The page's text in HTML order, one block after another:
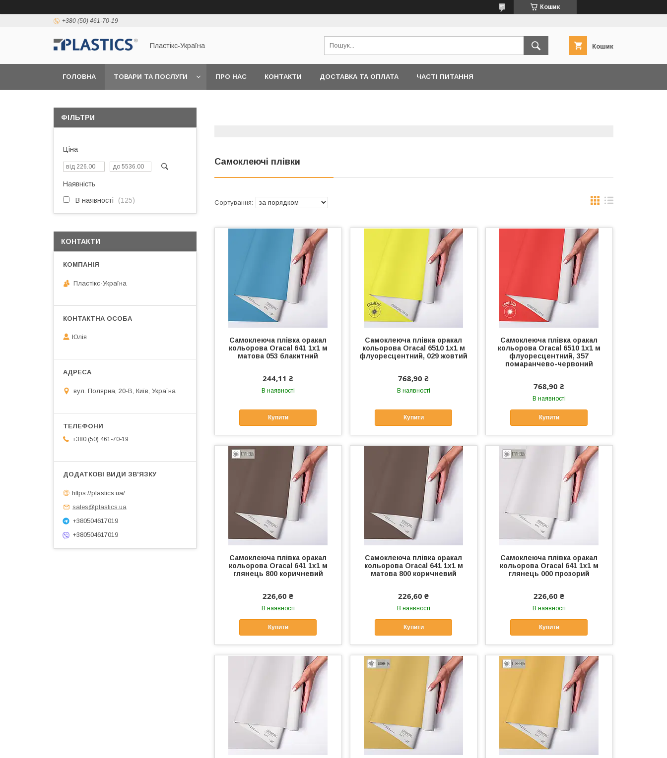
Кошик
+380 (50) 461-70-19
Пластікс-Україна Кошик
ГОЛОВНА ТОВАРИ ТА ПОСЛУГИ ПРО НАС КОНТАКТИ ДОСТАВКА ТА ОПЛАТА ЧАСТІ ПИТАННЯ
Самоклеючі плівки
Самоклеюча плівка оракал
кольорова Oracal 641 1x1 м
матова 053 блакитний
244,11 ₴
В наявності
Купити
Самоклеюча плівка оракал
кольорова Oracal 6510 1x1 м
флуоресцентний, 029 жовтий
768,90 ₴
В наявності
Купити
Самоклеюча плівка оракал
кольорова Oracal 6510 1x1 м
флуоресцентний, 357
помаранчево-червоний
768,90 ₴
В наявності
Купити
Самоклеюча плівка оракал
кольорова Oracal 641 1x1 м
глянець 800 коричневий
226,60 ₴
В наявності
Купити
Самоклеюча плівка оракал
кольорова Oracal 641 1x1 м
матова 800 коричневий
226,60 ₴
В наявності
Купити
Самоклеюча плівка оракал
кольорова Oracal 641 1x1 м
глянець 000 прозорий
226,60 ₴
В наявності
Купити
ФІЛЬТРИ
Ціна
Наявність
В наявності 125
КОНТАКТИ
Пластікс-Україна
Юлія
вул. Полярна, 20-В, Київ, Україна
+380 (50) 461-70-19
https://plastics.ua/
sales@plastics.ua
+380504617019
+380504617019